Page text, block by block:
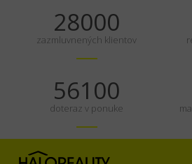
35000
zazmluvnených klientov
70125
doteraz v ponuke